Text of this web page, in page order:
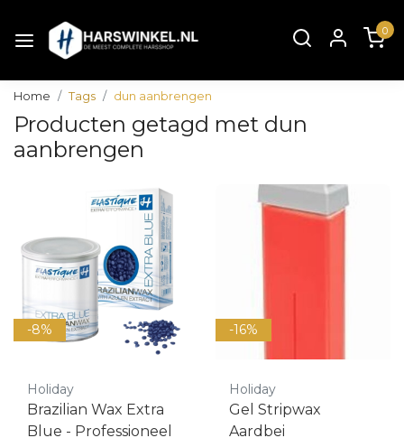
0
Home Tags dun aanbrengen
Producten getagd met dun
aanbrengen
-8%
Holiday
Brazilian Wax Extra
Blue - Professioneel
-16%
Holiday
Gel Stripwax
Aardbei